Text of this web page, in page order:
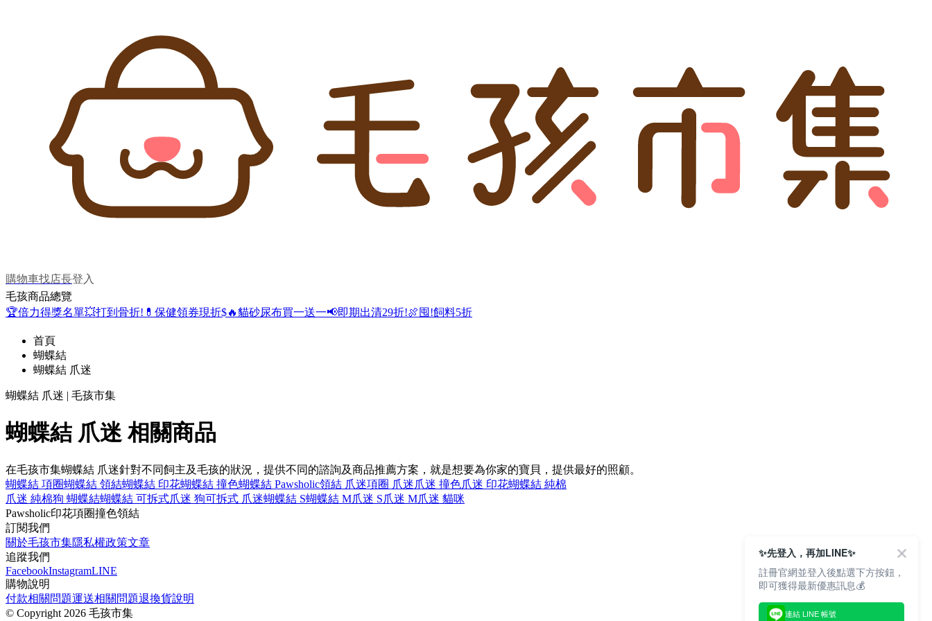
購物車找店長登入
毛孩商品總覽
🏆倍力得獎名單💥打到骨折! 💊保健領券現折$🔥貓砂尿布買一送一📢即期出清29折!🍖囤!飼料5折
首頁
蝴蝶結
蝴蝶結 爪迷
蝴蝶結 爪迷 | 毛孩市集
蝴蝶結 爪迷 相關商品
在毛孩市集蝴蝶結 爪迷針對不同飼主及毛孩的狀況，提供不同的諮詢及商品推薦方案，就是想要為你家的寶貝，提供最好的照顧。
蝴蝶結 項圈蝴蝶結 領結蝴蝶結 印花蝴蝶結 撞色蝴蝶結 Pawsholic領結 爪迷項圈 爪迷爪迷 撞色爪迷 印花蝴蝶結 純棉
爪迷 純棉狗 蝴蝶結蝴蝶結 可拆式爪迷 狗可拆式 爪迷蝴蝶結 S蝴蝶結 M爪迷 S爪迷 M爪迷 貓咪
Pawsholic印花項圈撞色領結
訂閱我們
關於毛孩市集隱私權政策文章
追蹤我們
FacebookInstagramLINE
購物說明
付款相關問題運送相關問題退換貨說明
© Copyright 2026 毛孩市集
✨先登入，再加LINE✨
註冊官網並登入後點選下方按鈕，
即可獲得最新優惠訊息💰
連結 LINE 帳號